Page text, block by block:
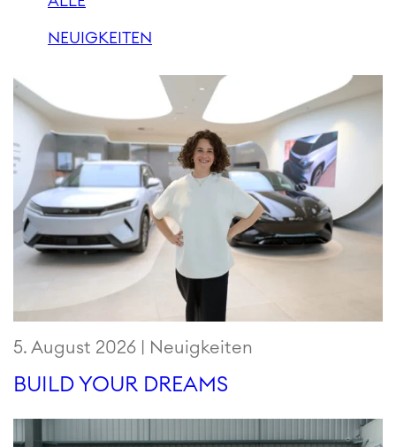
NEUIGKEITEN
5. August 2026 | Neuigkeiten
BUILD YOUR DREAMS